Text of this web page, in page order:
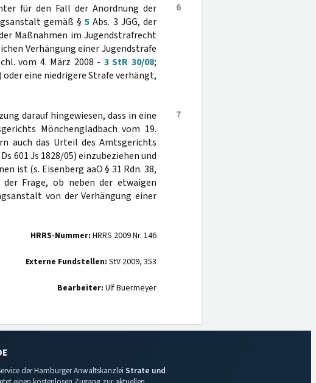
6
für den Fall der Anordnung der
gemäß §5 Abs. 3 JGG, der
Maßnahmen im Jugendstrafrecht
Verhängung einer Jugendstrafe
vom 4. März 2008 - 3 StR 30/08;
oder eine niedrigere Strafe verhängt,
7
darauf hingewiesen, dass in eine
Mönchengladbach vom 19.
auch das Urteil des Amtsgerichts
601 Js 1828/05) einzubeziehen und
ist (s. Eisenberg aaO § 31 Rdn. 38,
Frage, ob neben der etwaigen
von der Verhängung einer
HRRS-Nummer: HRRS 2009 Nr. 146
Externe Fundstellen: StV 2009, 353
Bearbeiter: Ulf Buermeyer
der Hamburger Anwaltskanzlei Strate und